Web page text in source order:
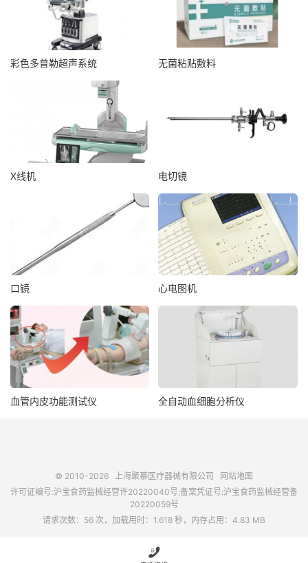
彩色多普勒超声系统 无菌粘贴敷料
X线机 电切镜
口镜 心电图机
血管内皮功能测试仪 全自动血细胞分析仪
© 2010-2026 上海聚慕医疗器械有限公司
网站地图
许可证编号:沪宝食药监械经营许20220040号;备案凭证号:沪宝食药监械经营备
20220059号
请求次数：56 次，加载用时：1.618 秒，内存占用：4.83 MB
